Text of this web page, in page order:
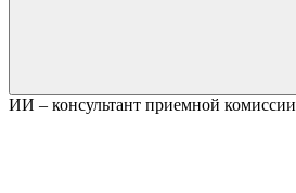
ИИ – консультант приемной комиссии